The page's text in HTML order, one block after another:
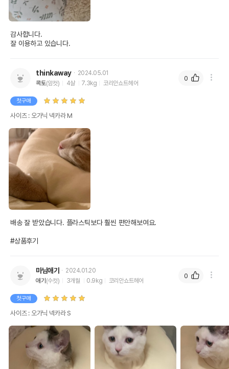
감사합니다.
잘 이용하고 있습니다.
thinkaway
2024.05.01
콕토(암컷) 4살 7.3kg 코리안쇼트헤어
첫구매
사이즈 : 오가닉 넥카라 M
배송 잘 받았습니다. 플라스틱보다 훨씬 편안해보여요.
#상품후기
0
마님애기
2024.01.20
애기 (수컷) 3개월 0.9kg 코리안쇼트헤어
첫구매
사이즈 : 오가닉 넥카라 S
0